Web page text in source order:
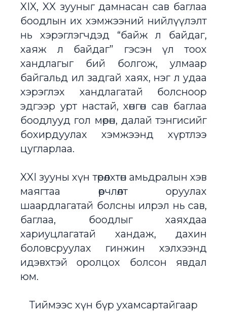
XIX, XX зууныг дамнасан сав баглаа
боодлын их хэмжээний нийлүүлэлт
нь хэрэглэгчдэд “байж л байдаг,
хаяж л байдаг” гэсэн үл тоох
хандлагыг бий болгож, улмаар
байгальд ил задгай хаях, нэг л удаа
хэрэглэх хандлагатай болсноор
эдгээр урт настай, хөнгөн сав баглаа
боодлууд гол мөрөн, далай тэнгисийг
бохирдуулах хэмжээнд хүртлээ
цугларлаа.
XXI зууны хүн төрөлхтөн амьдралын хэв
маягтаа өөрчлөлт оруулах
шаардлагатай болсны илрэл нь сав,
баглаа, боодлыг хаяхдаа
хариуцлагатай хандаж, дахин
боловсруулах гинжин хэлхээнд
идэвхтэй оролцох болсон явдал
юм.
Тиймээс хүн бүр ухамсартайгаар